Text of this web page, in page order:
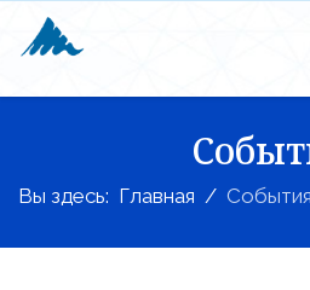
Вы здесь: Главная События